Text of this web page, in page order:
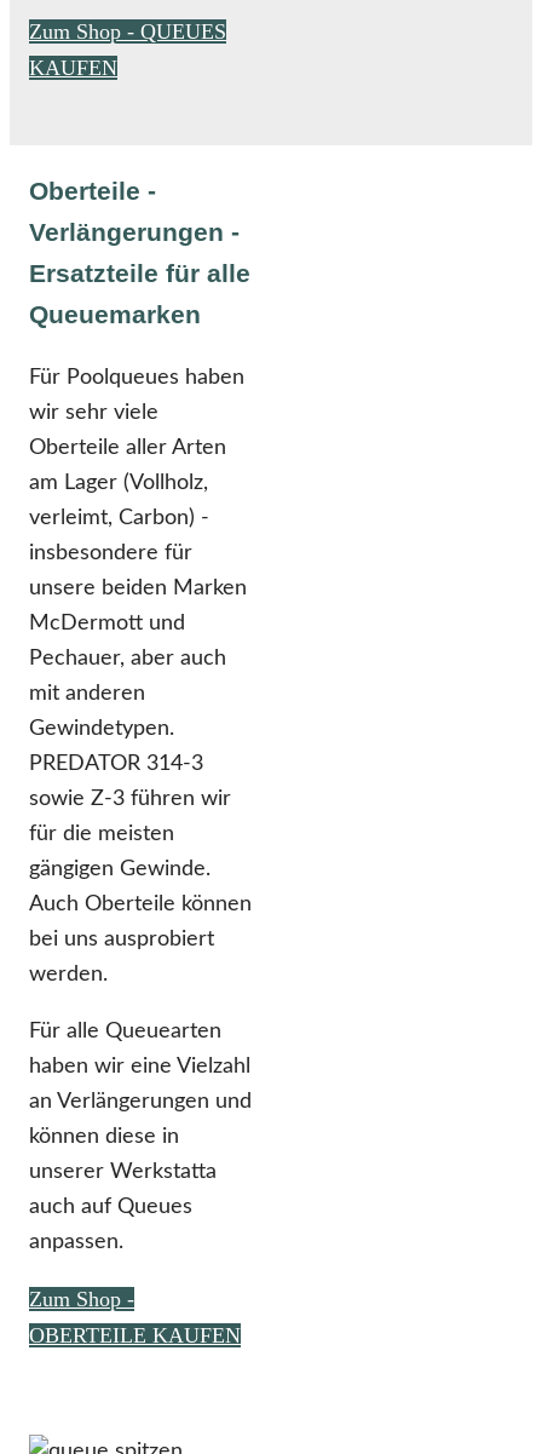
Zum Shop - QUEUES
KAUFEN
Oberteile -
Verlängerungen -
Ersatzteile für alle
Queuemarken
Für Poolqueues haben
wir sehr viele
Oberteile aller Arten
am Lager (Vollholz,
verleimt, Carbon) -
insbesondere für
unsere beiden Marken
McDermott und
Pechauer, aber auch
mit anderen
Gewindetypen.
PREDATOR 314-3
sowie Z-3 führen wir
für die meisten
gängigen Gewinde.
Auch Oberteile können
bei uns ausprobiert
werden.
Für alle Queuearten
haben wir eine Vielzahl
an Verlängerungen und
können diese in
unserer Werkstatta
auch auf Queues
anpassen.
Zum Shop -
OBERTEILE KAUFEN